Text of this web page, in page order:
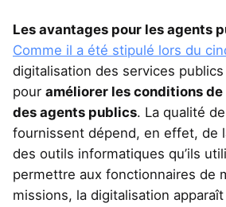
Les avantages pour les agents
Comme il a été stipulé lors du
digitalisation des services
pour améliorer les conditions
des agents publics. La qualité
fournissent dépend, en effet, de
des outils informatiques qu’ils
permettre aux fonctionnaires de
missions, la digitalisation